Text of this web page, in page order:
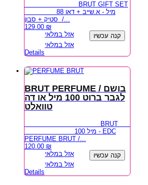
BRUT GIFT SET
88 מיל - א.שייב + דאו
סטיק + סבון /...
129.00 ₪
אזל במלאי
קנה עכשיו
אזל במלאי
Details
BRUT PERFUME / בושם
לגבר ברוט 100 מיל או דה
טוואלט
BRUT
100 מיל - EDC
PERFUME BRUT /...
120.00 ₪
אזל במלאי
קנה עכשיו
אזל במלאי
Details